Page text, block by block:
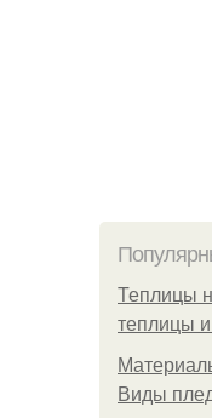
Теплицы
теплицы
Виды